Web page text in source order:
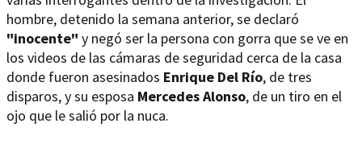
hombre, detenido la semana anterior, se declaró
"inocente" y negó ser la persona con gorra que se ve en
los videos de las cámaras de seguridad cerca de la casa
donde fueron asesinados Enrique Del Río, de tres
disparos, y su esposa Mercedes Alonso, de un tiro en el
ojo que le salió por la nuca.